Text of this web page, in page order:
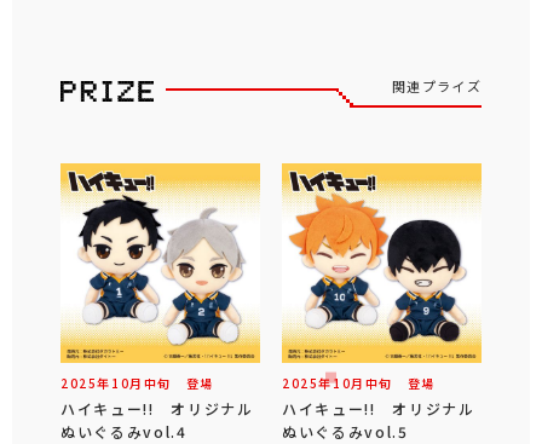
関連プライズ
2025年 10月 中旬 登場
ハイキュー!! オリジナル
ぬいぐるみvol.4
2025年10月 中旬 登場
ハイキュー!! オリジナル
ぬいぐるみvol.5